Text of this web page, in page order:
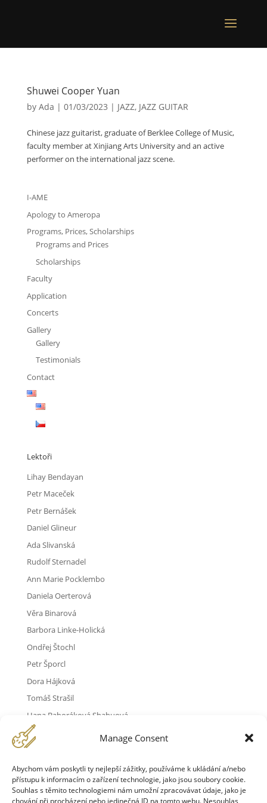
Manage Consent
Abychom vám poskytli ty nejlepší zážitky, používáme k ukládání a/nebo
přístupu k informacím o zařízení technologie, jako jsou soubory cookie.
Souhlas s těmito technologiemi nám umožní zpracovávat údaje, jako je
chování při procházení nebo jedinečná ID na tomto webu. Nesouhlas
Shuwei Cooper Yuan
by Ada | 01/03/2023 | JAZZ, JAZZ GUITAR
Chinese jazz guitarist, graduate of Berklee College of Music,
faculty member at Xinjiang Arts University and an active
performer on the international jazz scene.
I-AME
Apology to Ameropa
Programs, Prices, Scholarships
Programs and Prices
Scholarships
Faculty
Application
Concerts
Gallery
Gallery
Testimonials
Contact
Lektoři
Lihay Bendayan
Petr Maceček
Petr Bernášek
Daniel Glineur
Ada Slivanská
Rudolf Sternadel
Ann Marie Pocklembo
Daniela Oerterová
Věra Binarová
Barbora Linke-Holická
Ondřej Štochl
Petr Šporcl
Dora Hájková
Tomáš Strašil
Hana Baboráková Shabuová
Joaquín de la Cuesta-González
Ondřej Štajnochr
Václav Slivanský
Elisabeth Möst
Martina Bernášková